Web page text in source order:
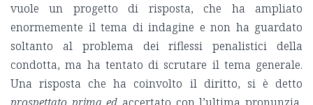
vuole un progetto di risposta, che ha ampliato
enormemente il tema di indagine e non ha guardato
soltanto al problema dei riflessi penalistici della
condotta, ma ha tentato di scrutare il tema generale.
Una risposta che ha coinvolto il diritto, si è detto